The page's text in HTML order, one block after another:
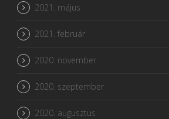
2021. május
2021. február
2020. november
2020. szeptember
2020. augusztus